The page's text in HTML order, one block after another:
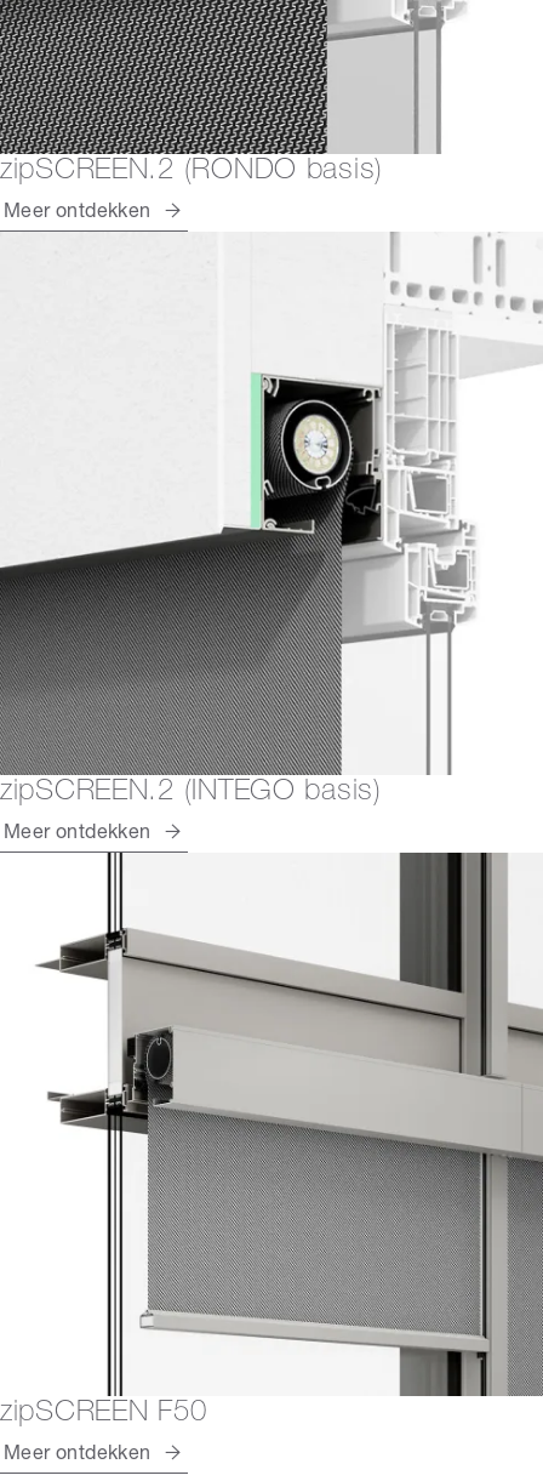
zipSCREEN.2 (RONDO basis)
Meer ontdekken
zipSCREEN.2 (INTEGO basis)
Meer ontdekken
zipSCREEN F50
Meer ontdekken